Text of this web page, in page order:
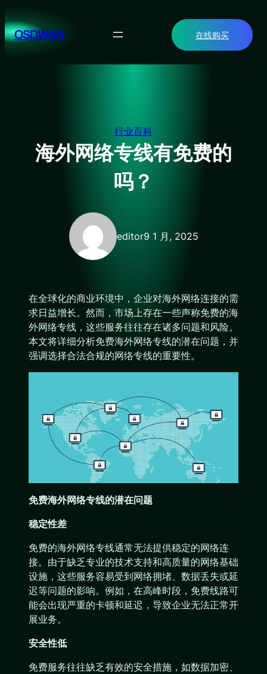
至
内OSDWAN 在线购买
行业百科
海外网络专线有免费的
吗？
editor9 1 月, 2025
在全球化的商业环境中，企业对海外网络连接的需
求日益增长。然而，市场上存在一些声称免费的海
外网络专线，这些服务往往存在诸多问题和风险。
本文将详细分析免费海外网络专线的潜在问题，并
强调选择合法合规的网络专线的重要性。
免费海外网络专线的潜在问题
稳定性差
免费的海外网络专线通常无法提供稳定的网络连
接。由于缺乏专业的技术支持和高质量的网络基础
设施，这些服务容易受到网络拥堵、数据丢失或延
迟等问题的影响。例如，在高峰时段，免费线路可
能会出现严重的卡顿和延迟，导致企业无法正常开
展业务。
安全性低
免费服务往往缺乏有效的安全措施，如数据加密、